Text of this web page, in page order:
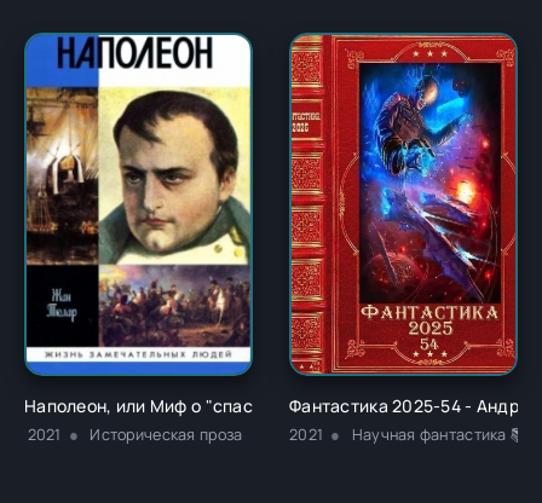
Наполеон, или Миф о "спасителе" - Жан Тюлар
2021 Историческая проза
Фантастика 2025-54 -
2021 Научная фантастика